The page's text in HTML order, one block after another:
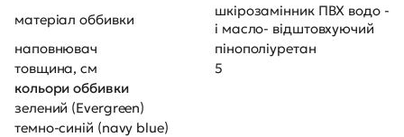
матеріал оббивки
шкірозамінник ПВХ водо -
і масло- відштовхуючий
наповнювач
пінополіуретан
товщина, см
5
кольори оббивки
зелений (Evergreen)
темно-синій (navy blue)